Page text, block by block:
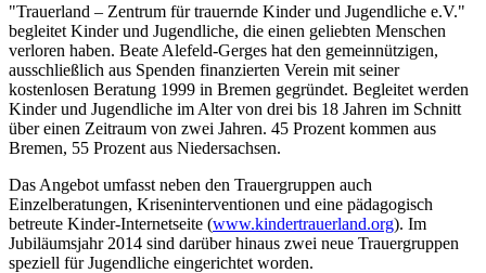
"Trauerland – Zentrum für trauernde Kinder und Jugendliche e.V."
begleitet Kinder und Jugendliche, die einen geliebten Menschen
verloren haben. Beate Alefeld-Gerges hat den gemeinnützigen,
ausschließlich aus Spenden finanzierten Verein mit seiner
kostenlosen Beratung 1999 in Bremen gegründet. Begleitet werden
Kinder und Jugendliche im Alter von drei bis 18 Jahren im Schnitt
über einen Zeitraum von zwei Jahren. 45 Prozent kommen aus
Bremen, 55 Prozent aus Niedersachsen.
Das Angebot umfasst neben den Trauergruppen auch
Einzelberatungen, Kriseninterventionen und eine pädagogisch
betreute Kinder-Internetseite (www.kindertrauerland.org). Im
Jubiläumsjahr 2014 sind darüber hinaus zwei neue Trauergruppen
speziell für Jugendliche eingerichtet worden.